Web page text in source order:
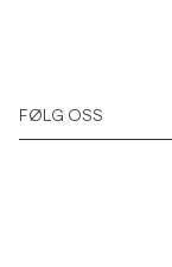
FØLG OSS